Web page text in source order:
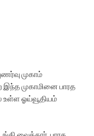
முகாம்
இந்த முகாமினை பாரத
உள்ள ஓய்வூதியம்